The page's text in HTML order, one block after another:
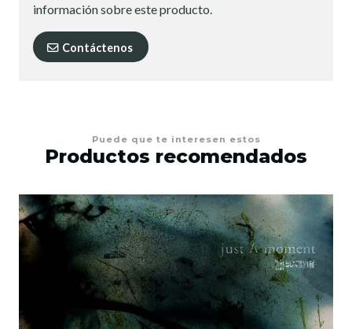
información sobre este producto.
Contáctenos
Puede que te interesen estos
Productos recomendados